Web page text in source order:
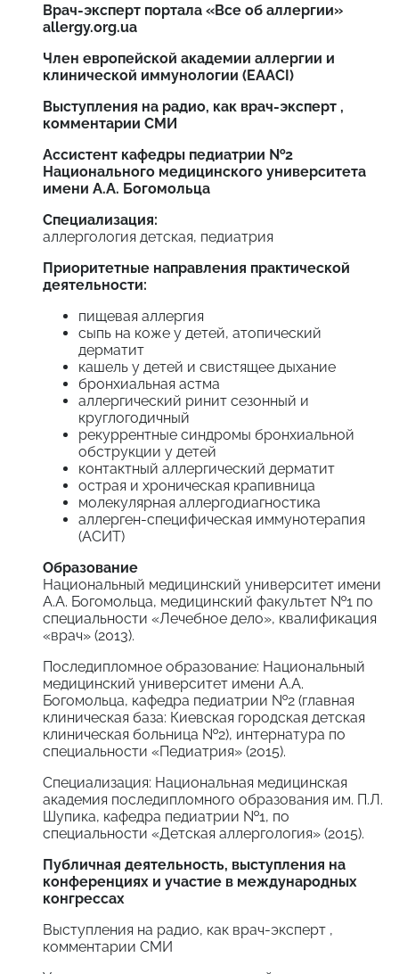
Врач-эксперт портала «Все об аллергии»
allergy.org.ua
Член европейской академии аллергии и
клинической иммунологии (EAACI)
Выступления на радио, как врач-эксперт ,
комментарии СМИ
Ассистент кафедры педиатрии №2
Национального медицинского университета
имени А.А. Богомольца
Специализация:
аллергология детская, педиатрия
Приоритетные направления практической
деятельности:
пищевая аллергия
сыпь на коже у детей, атопический
дерматит
кашель у детей и свистящее дыхание
бронхиальная астма
аллергический ринит сезонный и
круглогодичный
рекуррентные синдромы бронхиальной
обструкции у детей
контактный аллергический дерматит
острая и хроническая крапивница
молекулярная аллергодиагностика
аллерген-специфическая иммунотерапия
(АСИТ)
Образование
Национальный медицинский университет имени
А.А. Богомольца, медицинский факультет №1 по
специальности «Лечебное дело», квалификация
«врач» (2013).
Последипломное образование: Национальный
медицинский университет имени А.А.
Богомольца, кафедра педиатрии №2 (главная
клиническая база: Киевская городская детская
клиническая больница №2), интернатура по
специальности «Педиатрия» (2015).
Специализация: Национальная медицинская
академия последипломного образования им. П.Л.
Шупика, кафедра педиатрии №1, по
специальности «Детская аллергология» (2015).
Публичная деятельность, выступления на
конференциях и участие в международных
конгрессах
Выступления на радио, как врач-эксперт ,
комментарии СМИ